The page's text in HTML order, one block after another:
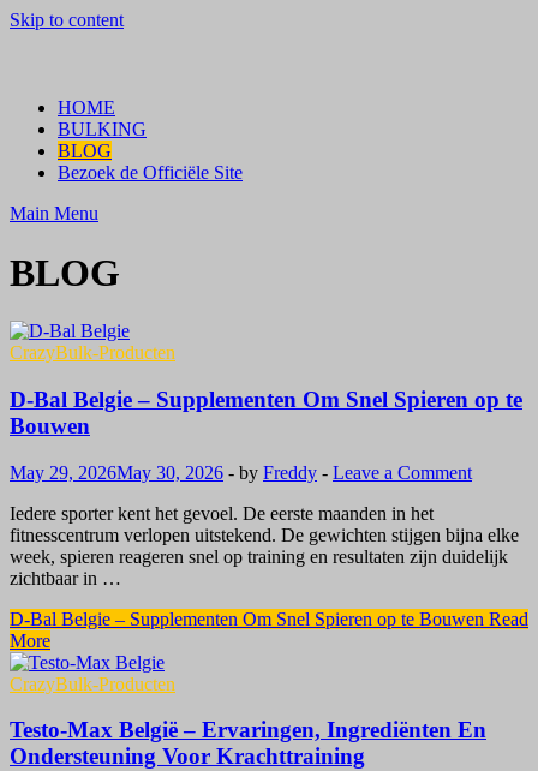
Skip to content
Crazy Bulk Legale Steroïden in
België
HOME
BULKING
BLOG
Bezoek de Officiële Site
Main Menu
BLOG
CrazyBulk-Producten
D-Bal Belgie – Supplementen Om Snel Spieren op te
Bouwen
May 29, 2026May 30, 2026 - by Freddy - Leave a Comment
Iedere sporter kent het gevoel. De eerste maanden in het
fitnesscentrum verlopen uitstekend. De gewichten stijgen bijna elke
week, spieren reageren snel op training en resultaten zijn duidelijk
zichtbaar in …
D-Bal Belgie – Supplementen Om Snel Spieren op te Bouwen Read
More
CrazyBulk-Producten
Testo-Max België – Ervaringen, Ingrediënten En
Ondersteuning Voor Krachttraining